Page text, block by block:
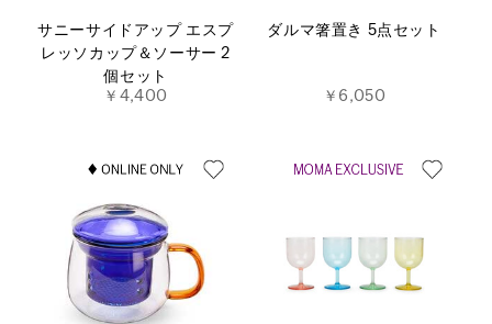
サニーサイドアップ エスプ
レッソカップ＆ソーサー 2
個セット
￥4,400
ダルマ箸置き 5点セット
￥6,050